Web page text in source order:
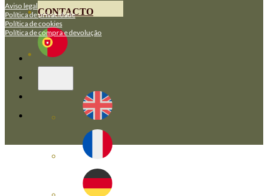
CONTACTO
Aviso legal
Política de privacidade
Política de cookies
Política de compra e devolução